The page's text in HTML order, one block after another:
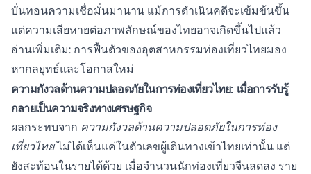
บั่นทอนความเชื่อมั่นมานาน แม้การดำเนินคดีจะเข้มข้นขึ้น
แต่ความเสียหายต่อภาพลักษณ์ของไทยอาจเกิดขึ้นไปแล้ว
อ่านเพิ่มเติม: การฟื้นตัวของอุตสาหกรรมท่องเที่ยวไทยมอง
หากลยุทธ์และโอกาสใหม่
ความกังวลด้านความปลอดภัยในการท่องเที่ยวไทย: เมื่อการรับรู้
กลายเป็นความจริงทางเศรษฐกิจ
ผลกระทบจาก ความกังวลด้านความปลอดภัยในการท่อง
เที่ยวไทยไม่ได้เห็นแค่ในตัวเลขผู้เดินทางเข้าไทยเท่านั้น แต่
ยังสะท้อนในรายได้ด้วย เมื่อจำนวนนักท่องเที่ยวจีนลดลง ราย